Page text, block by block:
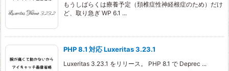
もうしばらくは療養予定（頚椎症性神経根症のため）だけ
ど、取り急ぎ WP 6.1 ...
PHP 8.1 対応 Luxeritas 3.23.1
Luxeritas 3.23.1 をリリース。 PHP 8.1 で Deprec ...